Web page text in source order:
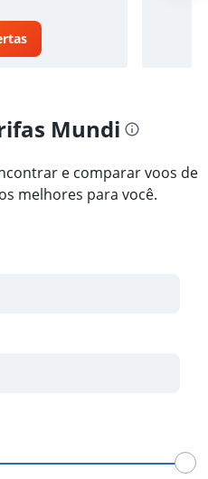
Mundi
e comparar voos de
melhores para você.